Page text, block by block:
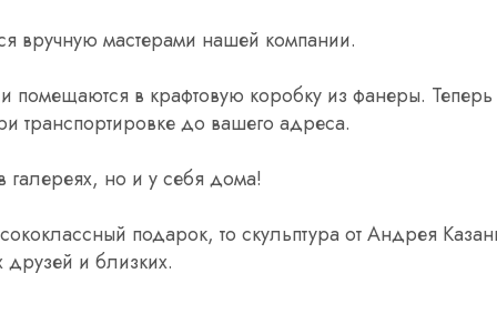
вручную мастерами нашей компании.
помещаются в крафтовую коробку из фанеры.
транспортировке до вашего адреса.
галереях, но и у себя дома!
подарок, то скульптура от Андрея
друзей и близких.